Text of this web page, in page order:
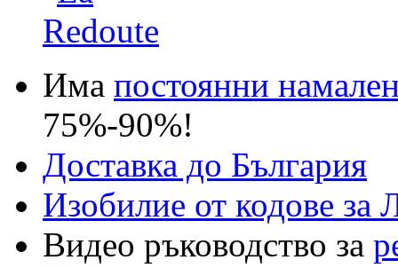
Има постоянни
75%-90%!
Доставка до България
Изобилие от кодове за
Видео ръководство за